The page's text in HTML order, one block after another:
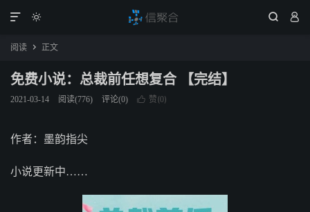
  

阅读  正文
免费小说：总裁前任想复合 【完结】
2021-03-14 阅读(776) 评论(0)  赞(0)
作者：墨韵指尖
小说更新中……